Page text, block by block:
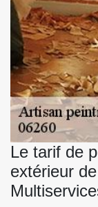
Le tarif de
extérieur